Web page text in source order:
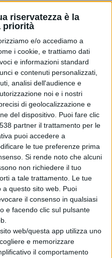
riservatezza è la
priorità
e/o accediamo a
i cookie, e trattiamo dati
e informazioni standard
e contenuti personalizzati,
analisi dell'audience e
noi e i nostri
di geolocalizzazione e
del dispositivo. Puoi fare clic
partner il trattamento per le
puoi accedere a
le tue preferenze prima
Si rende noto che alcuni
non richiedere il tuo
a tale trattamento. Le tue
questo sito web. Puoi
il consenso in qualsiasi
e facendo clic sul pulsante
web/questa app utilizza uno
e memorizzare
il comportamento
della giornata di
proveniente dal
poco fa, si
del Nord-Italia dove si
anche di
un fronte freddo
tenderà a
portando un repentino
soprattutto lungo il
mercoledì e giovedì, sono
intense associate a
regioni centrali e